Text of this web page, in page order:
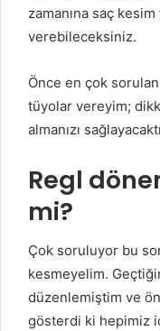
zamanına saç
verebileceksiniz.
Önce en çok sorulan
tüyolar vereyim;
almanızı
Regl
mi?
Çok soruluyor bu
kesmeyelim.
düzenlemiştim ve
gösterdi ki hepimiz